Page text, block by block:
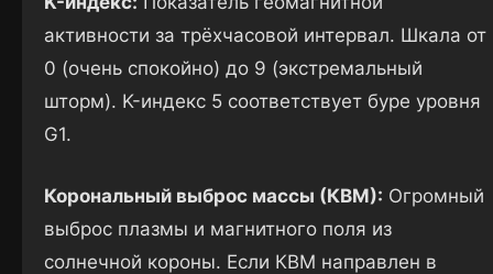
активности за трёхчасовой интервал. Шкала от
0 (очень спокойно) до 9 (экстремальный
шторм). K-индекс 5 соответствует буре уровня
G1.
Корональный выброс массы (КВМ): Огромный
выброс плазмы и магнитного поля из
солнечной короны. Если КВМ направлен в